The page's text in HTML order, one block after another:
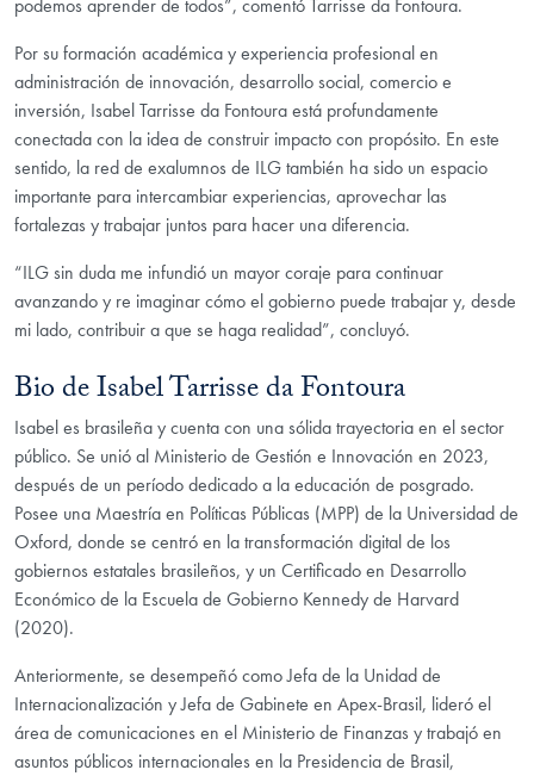
podemos aprender de todos”, comentó Tarrisse da Fontoura.
Por su formación académica y experiencia profesional en
administración de innovación, desarrollo social, comercio e
inversión, Isabel Tarrisse da Fontoura está profundamente
conectada con la idea de construir impacto con propósito. En este
sentido, la red de exalumnos de ILG también ha sido un espacio
importante para intercambiar experiencias, aprovechar las
fortalezas y trabajar juntos para hacer una diferencia.
“ILG sin duda me infundió un mayor coraje para continuar
avanzando y re imaginar cómo el gobierno puede trabajar y, desde
mi lado, contribuir a que se haga realidad”, concluyó.
Bio de Isabel Tarrisse da Fontoura
Isabel es brasileña y cuenta con una sólida trayectoria en el sector
público. Se unió al Ministerio de Gestión e Innovación en 2023,
después de un período dedicado a la educación de posgrado.
Posee una Maestría en Políticas Públicas (MPP) de la Universidad de
Oxford, donde se centró en la transformación digital de los
gobiernos estatales brasileños, y un Certificado en Desarrollo
Económico de la Escuela de Gobierno Kennedy de Harvard
(2020).
Anteriormente, se desempeñó como Jefa de la Unidad de
Internacionalización y Jefa de Gabinete en Apex-Brasil, lideró el
área de comunicaciones en el Ministerio de Finanzas y trabajó en
asuntos públicos internacionales en la Presidencia de Brasil,